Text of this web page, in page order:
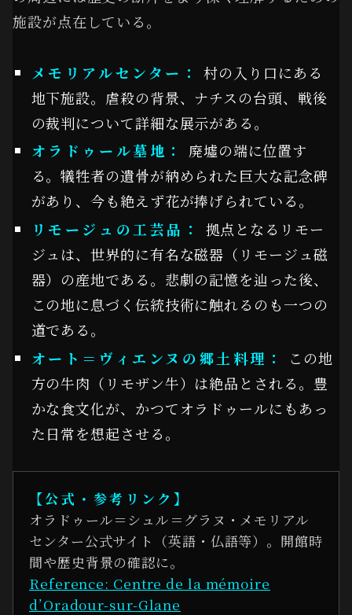
施設が点在している。
メモリアルセンター：
村の入り口にある
地下施設。虐殺の背景、ナチスの台頭、戦後
の裁判について詳細な展示がある。
オラドゥール墓地：
廃墟の端に位置す
る。犠牲者の遺骨が納められた巨大な記念碑
があり、今も絶えず花が捧げられている。
リモージュの工芸品：
拠点となるリモー
ジュは、世界的に有名な磁器（リモージュ磁
器）の産地である。悲劇の記憶を辿った後、
この地に息づく伝統技術に触れるのも一つの
道である。
オート＝ヴィエンヌの郷土料理：
この地
方の牛肉（リモザン牛）は絶品とされる。豊
かな食文化が、かつてオラドゥールにもあっ
た日常を想起させる。
【公式・参考リンク】
オラドゥール＝シュル＝グラヌ・メモリアル
センター公式サイト（英語・仏語等）。開館時
間や歴史背景の確認に。
Reference: Centre de la mémoire
d’Oradour-sur-Glane